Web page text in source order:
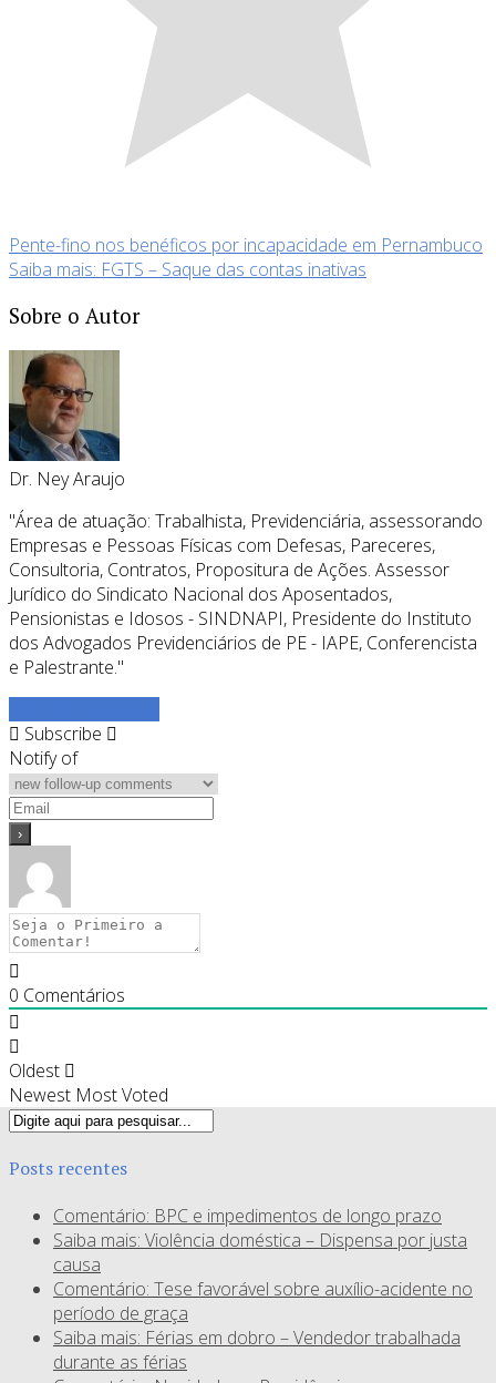
Pente-fino nos benéficos por incapacidade em Pernambuco
Saiba mais: FGTS – Saque das contas inativas
Sobre o Autor
Dr. Ney Araujo
"Área de atuação: Trabalhista, Previdenciária, assessorando
Empresas e Pessoas Físicas com Defesas, Pareceres,
Consultoria, Contratos, Propositura de Ações. Assessor
Jurídico do Sindicato Nacional dos Aposentados,
Pensionistas e Idosos - SINDNAPI, Presidente do Instituto
dos Advogados Previdenciários de PE - IAPE, Conferencista
e Palestrante."
Subscribe
Notify of
0 Comentários
Oldest
Newest Most Voted
Posts recentes
Comentário: BPC e impedimentos de longo prazo
Saiba mais: Violência doméstica – Dispensa por justa
causa
Comentário: Tese favorável sobre auxílio-acidente no
período de graça
Saiba mais: Férias em dobro – Vendedor trabalhada
durante as férias